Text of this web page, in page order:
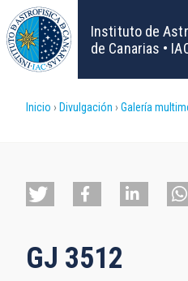
Pasar
al
contenido
principal
Instituto de
de Canarias •
Sobrescribir
de
a
Inicio Divulgación Galería
GJ 3512